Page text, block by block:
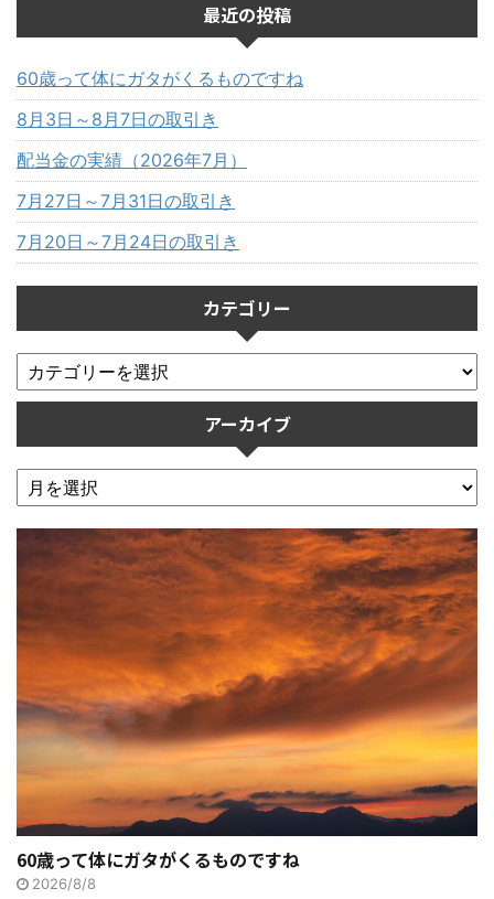
最近の投稿
60歳って体にガタがくるものですね
8月3日～8月7日の取引き
配当金の実績（2026年7月）
7月27日～7月31日の取引き
7月20日～7月24日の取引き
カテゴリー
アーカイブ
60歳って体にガタがくるものですね
2026/8/8